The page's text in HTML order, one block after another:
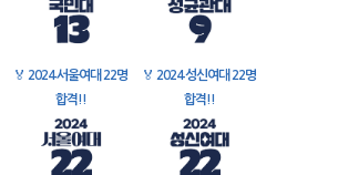
🏅 2024 서울여대 22명
합격!!
🏅 2024 성신여대 22명
합격!!